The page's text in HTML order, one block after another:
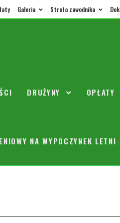
Galeria Strefa zawodnika
DRUŻYNY OPŁATY
NA WYPOCZYNEK LETNI